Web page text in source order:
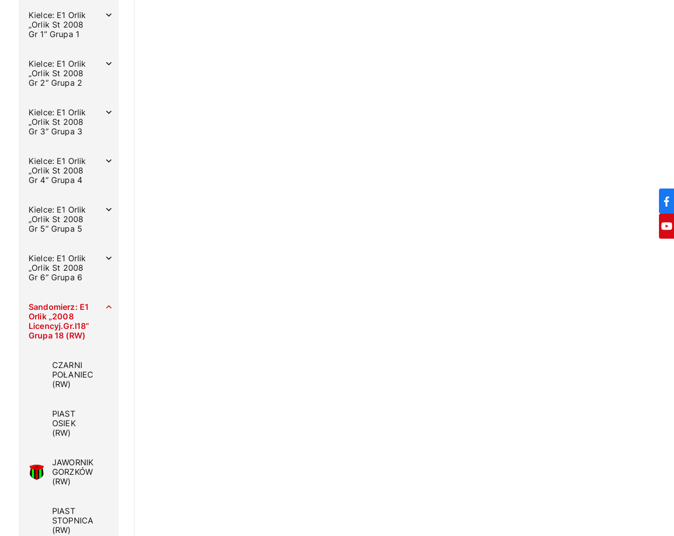
Kielce: E1 Orlik
„Orlik St 2008
Gr 1” Grupa 1
Kielce: E1 Orlik
„Orlik St 2008
Gr 2” Grupa 2
Kielce: E1 Orlik
„Orlik St 2008
Gr 3” Grupa 3
Kielce: E1 Orlik
„Orlik St 2008
Gr 4” Grupa 4
Kielce: E1 Orlik
„Orlik St 2008
Gr 5” Grupa 5
Kielce: E1 Orlik
„Orlik St 2008
Gr 6” Grupa 6
Sandomierz: E1
Orlik „2008
Licencyj.Gr.I18”
Grupa 18 (RW)
CZARNI
POŁANIEC
(RW)
PIAST
OSIEK
(RW)
JAWORNIK
GORZKÓW
(RW)
PIAST
STOPNICA
(RW)